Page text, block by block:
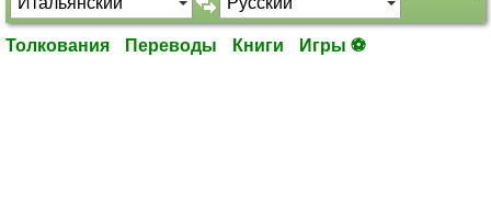
Толкования Переводы Книги Игры ⚽